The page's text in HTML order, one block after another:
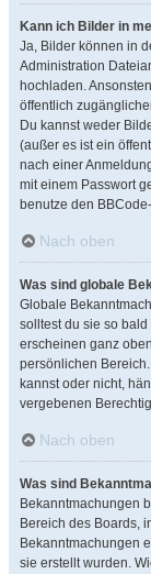
Kann ich Bilder in
Ja, Bilder können in
Administration
hochladen.
öffentlich
Du kannst weder
(außer es ist ein
nach einer
mit einem Passwort
benutze den BBCode-
Nach oben
Was sind globale
Globale
solltest du sie so
erscheinen ganz
persönlichen
kannst oder nicht,
vergebenen
Nach oben
Was sind
Bekanntmachungen
Bereich des Boards,
Bekanntmachungen
sie erstellt wurden.